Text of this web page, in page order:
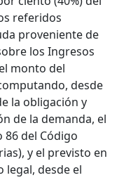
referidos
proveniente de
los Ingresos
monto del
desde
la obligación y
de la demanda, el
del Código
y el previsto en
legal, desde el